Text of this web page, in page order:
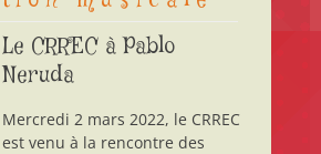
Le CRREC à Pablo
Neruda
Mercredi 2 mars 2022, le CRREC
est venu à la rencontre des